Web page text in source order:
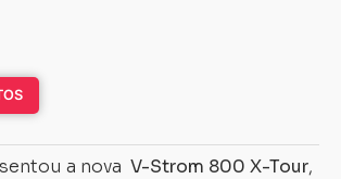
a nova V-Strom 800 X-Tour,